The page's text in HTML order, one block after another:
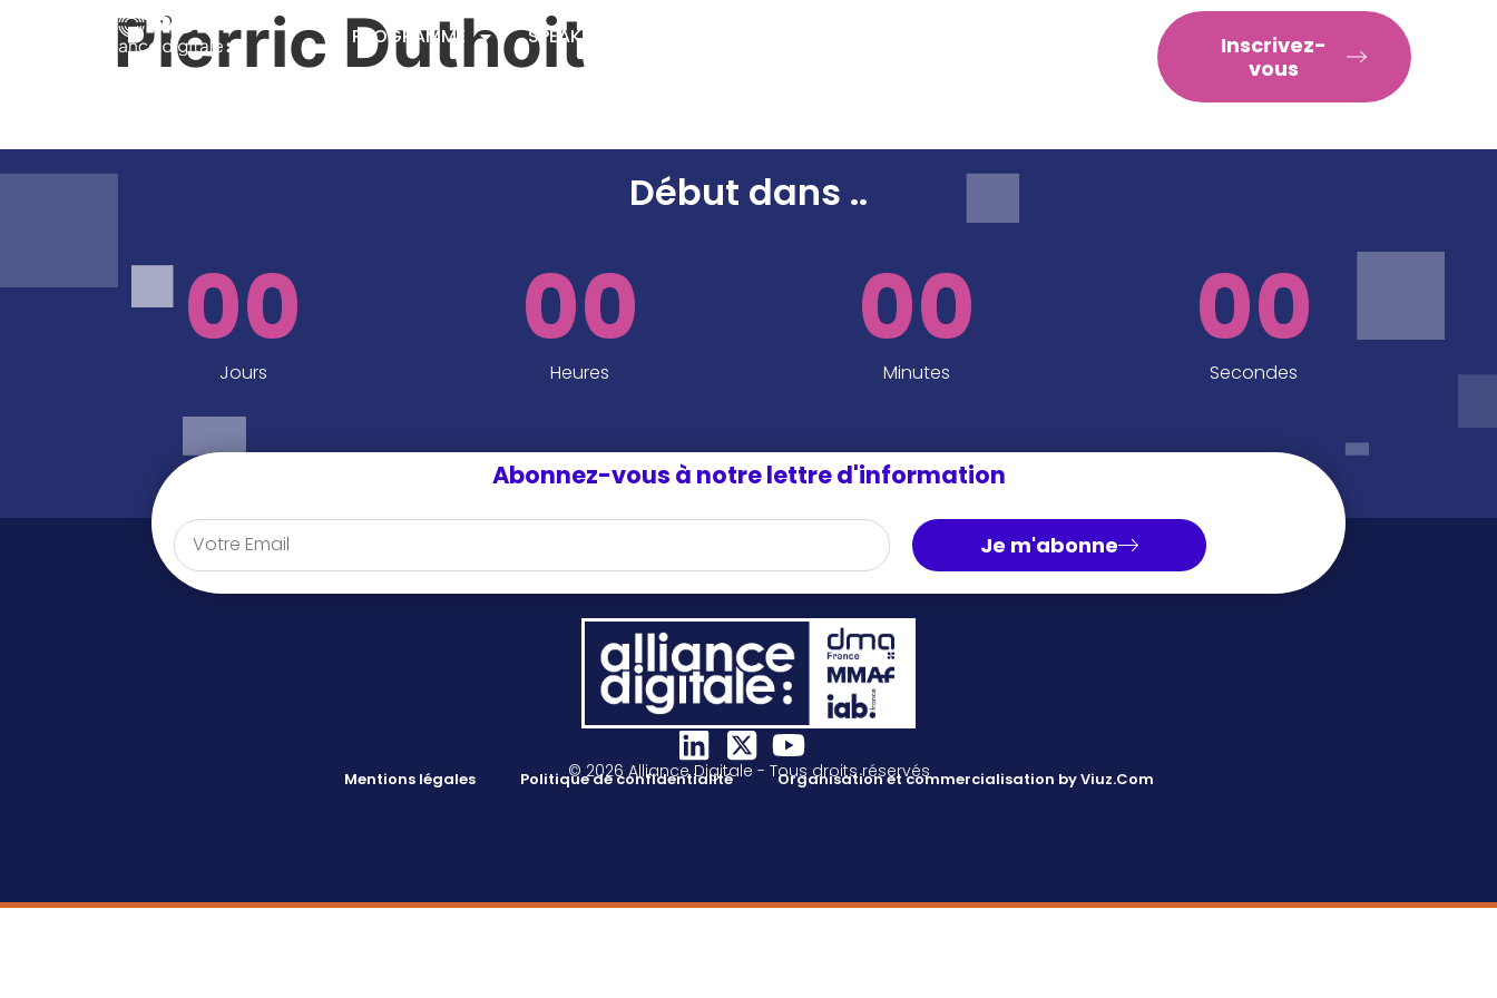
PROGRAMME SPEAKERS
Inscrivez-
vous
Pierric Duthoit
Début dans ..
00
Jours
00
Heures
00
Minutes
00
Secondes
Abonnez-vous à notre lettre d'information
Je m'abonne
© 2026 Alliance Digitale - Tous droits réservés
Mentions légales Politique de confidentialité Organisation et commercialisation by Viuz.Com